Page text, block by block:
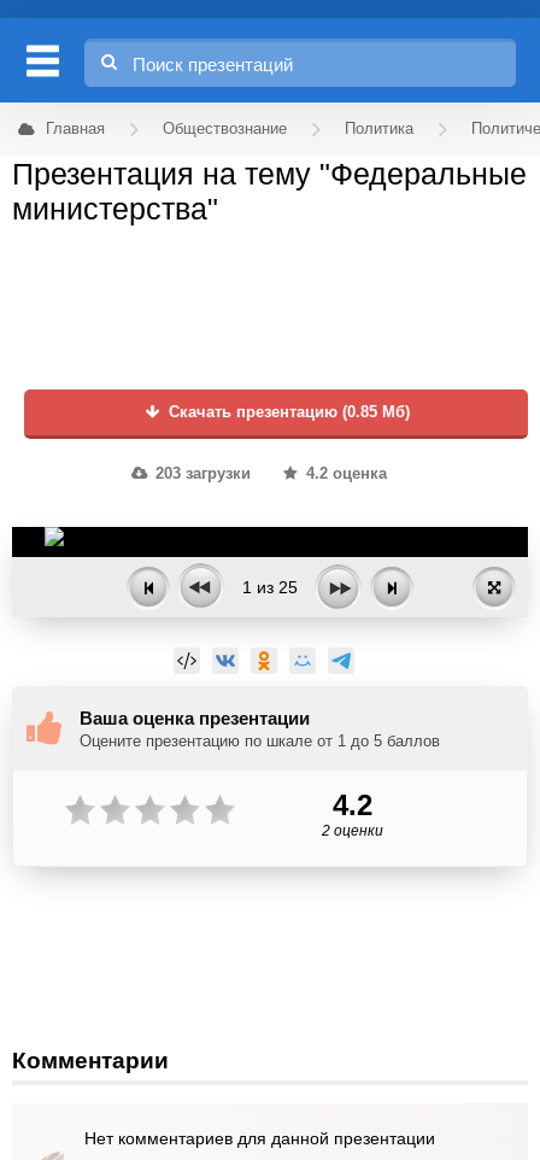
Главная Обществознание Политика
Презентация на тему "Федеральные
министерства"
Скачать презентацию (0.85 Мб)
203 загрузки 4.2 оценка
1 из 25
Ваша оценка презентации
Оцените презентацию по шкале от 1 до 5 баллов
4.2
2 оценки
Комментарии
Нет комментариев для данной презентации